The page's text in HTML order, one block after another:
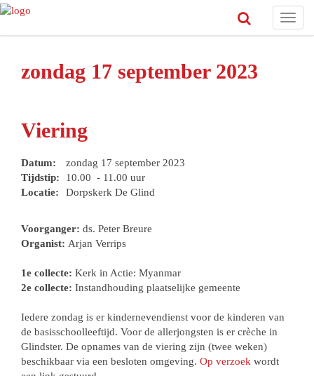
zondag 17 september 2023
Viering
Datum:
zondag 17 september 2023
Tijdstip:
10.00 - 11.00 uur
Locatie:
Dorpskerk De Glind
Voorganger: ds. Peter Breure
Organist: Arjan Verrips
1e collecte: Kerk in Actie: Myanmar
2e collecte: Instandhouding plaatselijke gemeente
Iedere zondag is er kindernevendienst voor de kinderen van
de basisschoolleeftijd. Voor de allerjongsten is er crèche in
Glindster. De opnames van de viering zijn (twee weken)
beschikbaar via een besloten omgeving. Op verzoek wordt